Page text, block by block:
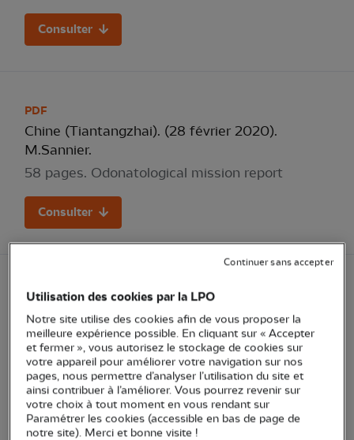
Consulter
PDF
Chine (Tiantangzhai). (28 février 2020).
M.Sannier.
58 pages. Odonatological mission report
Consulter
PDF
Chine (Hunan et Pékin). (15 mai au 5 juin
2009). J. Martinez, J. Thurel.
50 pages. Rapport en Français, Anglais et
Chinois). Description des principaux sites, liste
commentée des espèces observée (oiseaux et
mammifères)
Utilisation des cookies par la LPO
Notre site utilise des cookies afin de vous proposer la
meilleure expérience possible. En cliquant sur « Accepter
et fermer », vous autorisez le stockage de cookies sur
votre appareil pour améliorer votre navigation sur nos
pages, nous permettre d’analyser l’utilisation du site et
ainsi contribuer à l’améliorer. Vous pourrez revenir sur
votre choix à tout moment en vous rendant sur
Paramétrer les cookies (accessible en bas de page de
notre site). Merci et bonne visite !
Continuer sans accepter